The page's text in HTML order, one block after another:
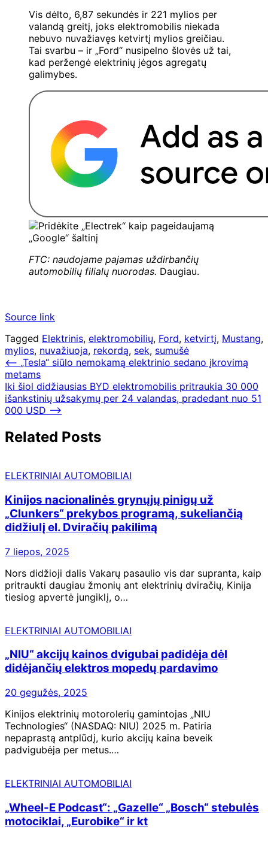
Vis dėlto, 6,87 sekundės ir 221 mylios per
valandą greitį, joks elektromobilis niekada
nebuvo nuvažiavęs ketvirtį mylios greičiau.
Tai svarbu – ir „Ford“ nusipelno šlovės už tai,
kad peržengė elektrinių jėgos agregatų
galimybes.
FTC: naudojame pajamas uždirbančių
automobilių filialų nuorodas. Daugiau.
Source link
Tagged Elektrinis, elektromobilių, Ford, ketvirtį, Mustang,
mylios, nuvažiuoja, rekordą, sek, sumušė
Navigacija
tarp
įrašų
⟵ „Tesla“ siūlo nemokamą elektrinio sedano įkrovimą
metams
Iki šiol didžiausias BYD elektromobilis pritraukia 30 000
išankstinių užsakymų per 24 valandas, pradedant nuo 51
000 USD ⟶
Related Posts
ELEKTRINIAI AUTOMOBILIAI
Kinijos nacionalinės grynųjų pinigų už
„Clunkers“ prekybos programą, sukeliančią
didžiulį el. Dviračių pakilimą
7 liepos, 2025
Nors didžioji dalis Vakarų pasaulio vis dar supranta, kaip
pritraukti daugiau žmonių ant elektrinių dviračių, Kinija
tiesiog apvertė jungiklį, o…
ELEKTRINIAI AUTOMOBILIAI
„NIU“ akcijų kainos dvigubai padidėja dėl
didėjančių elektros mopedų pardavimo
20 gegužės, 2025
Kinijos elektrinių motorolerių gamintojas „NIU
Technologies“ (NASDAQ: NIU) 2025 m. Patiria
nepaprastą antplūdį, kurio akcijų kaina beveik
padvigubėja per metus.…
ELEKTRINIAI AUTOMOBILIAI
„Wheel-E Podcast“: „Gazelle“ „Bosch“ stebulės
motociklai, „Eurobike“ ir kt